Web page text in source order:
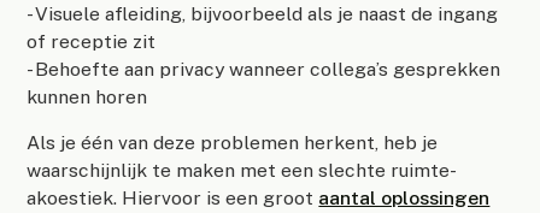
- Visuele afleiding, bijvoorbeeld als je naast de ingang
of receptie zit
- Behoefte aan privacy wanneer collega’s gesprekken
kunnen horen
Als je één van deze problemen herkent, heb je
waarschijnlijk te maken met een slechte ruimte-
akoestiek. Hiervoor is een groot aantal oplossingen